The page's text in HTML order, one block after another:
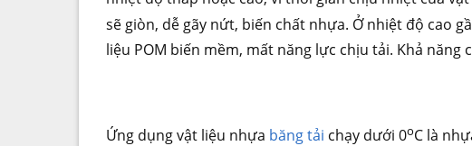
sẽ giòn, dễ gãy nứt, biến chất nhựa. Ở nhiệt độ cao
liệu POM biến mềm, mất năng lực chịu tải. Khả
Ứng dụng vật liệu nhựa băng tải chạy dưới 0oC là